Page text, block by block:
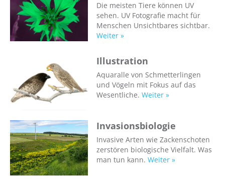
Die meisten Tiere können UV
sehen. UV Fotografie macht für
Menschen Unsichtbares sichtbar.
Weiter »
Illustration
Aquaralle von Schmetterlingen
und Vögeln mit Fokus auf das
Wesentliche.Weiter »
Invasionsbiologie
Invasive Arten wie Zackenschoten
zerstören biologische Vielfalt. Was
man tun kann.Weiter »